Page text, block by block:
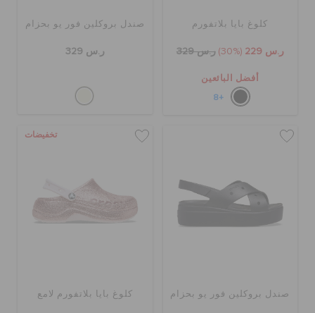
خدمة العملاءكلوغ بايا بلاتفورم
ر.س 229 (30%) ر.س 329
أفضل البائعين
+8
صندل بروكلين فور يو بحزام
ر.س 329
صندل بروكلين فور يو بحزام
تخفيضات
كلوغ بايا بلاتفورم لامع